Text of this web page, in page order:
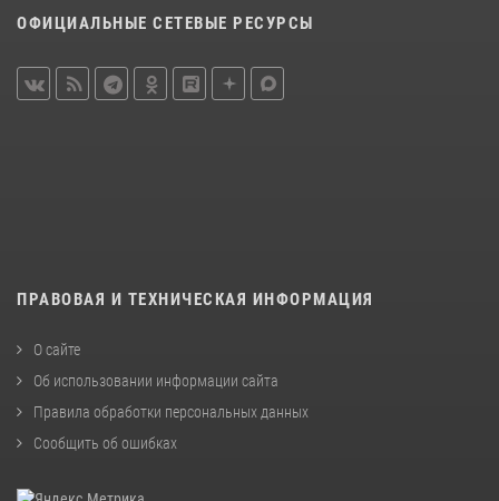
ОФИЦИАЛЬНЫЕ СЕТЕВЫЕ РЕСУРСЫ
ПРАВОВАЯ И ТЕХНИЧЕСКАЯ ИНФОРМАЦИЯ
О сайте
Об использовании информации сайта
Правила обработки персональных данных
Сообщить об ошибках